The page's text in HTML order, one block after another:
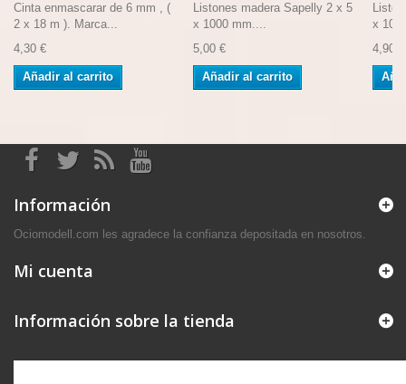
Cinta enmascarar de 6 mm , (
2 x 18 m ). Marca...
4,30 €
Añadir al carrito
Listones madera Sapelly 2 x 5
x 1000 mm....
5,00 €
Añadir al carrito
x
4,90 €
Información
Ociomodell.com les agradece la confianza depositada en nosotros.
Mi cuenta
Información sobre la tienda